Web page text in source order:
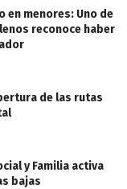
en menores: Uno de
reconoce haber
de las rutas
y Familia activa
bajas